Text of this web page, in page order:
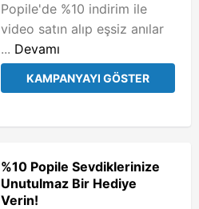
Popile'de %10 indirim ile
video satın alıp eşsiz anılar
... Devamı
KAMPANYAYI GÖSTER
%10 Popile Sevdiklerinize
Unutulmaz Bir Hediye
Verin!